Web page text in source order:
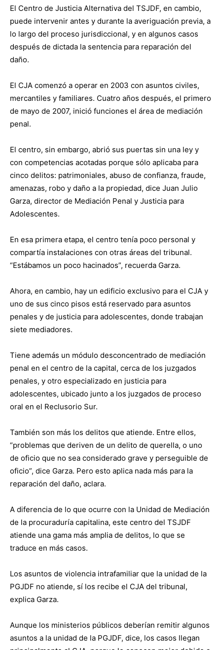
El Centro de Justicia Alternativa del TSJDF, en cambio,
puede intervenir antes y durante la averiguación previa, a
lo largo del proceso jurisdiccional, y en algunos casos
después de dictada la sentencia para reparación del
daño.
El CJA comenzó a operar en 2003 con asuntos civiles,
mercantiles y familiares. Cuatro años después, el primero
de mayo de 2007, inició funciones el área de mediación
penal.
El centro, sin embargo, abrió sus puertas sin una ley y
con competencias acotadas porque sólo aplicaba para
cinco delitos: patrimoniales, abuso de confianza, fraude,
amenazas, robo y daño a la propiedad, dice Juan Julio
Garza, director de Mediación Penal y Justicia para
Adolescentes.
En esa primera etapa, el centro tenía poco personal y
compartía instalaciones con otras áreas del tribunal.
“Estábamos un poco hacinados”, recuerda Garza.
Ahora, en cambio, hay un edificio exclusivo para el CJA y
uno de sus cinco pisos está reservado para asuntos
penales y de justicia para adolescentes, donde trabajan
siete mediadores.
Tiene además un módulo desconcentrado de mediación
penal en el centro de la capital, cerca de los juzgados
penales, y otro especializado en justicia para
adolescentes, ubicado junto a los juzgados de proceso
oral en el Reclusorio Sur.
También son más los delitos que atiende. Entre ellos,
“problemas que deriven de un delito de querella, o uno
de oficio que no sea considerado grave y perseguible de
oficio”, dice Garza. Pero esto aplica nada más para la
reparación del daño, aclara.
A diferencia de lo que ocurre con la Unidad de Mediación
de la procuraduría capitalina, este centro del TSJDF
atiende una gama más amplia de delitos, lo que se
traduce en más casos.
Los asuntos de violencia intrafamiliar que la unidad de la
PGJDF no atiende, sí los recibe el CJA del tribunal,
explica Garza.
Aunque los ministerios públicos deberían remitir algunos
asuntos a la unidad de la PGJDF, dice, los casos llegan